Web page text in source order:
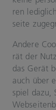
ren
sei­te
An­de­re
rät der
das Gerät
auch über
spiel dazu,